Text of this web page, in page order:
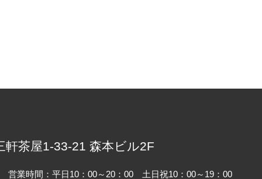
軒茶屋1-33-21 森本ビル2F
営業時間：平日10：00～20：00 土日祝10：00～19：00